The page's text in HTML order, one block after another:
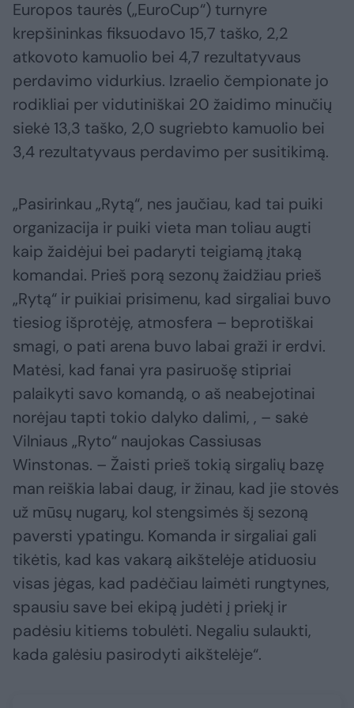
Europos taurės („EuroCup“) turnyre
krepšininkas fiksuodavo 15,7 taško, 2,2
atkovoto kamuolio bei 4,7 rezultatyvaus
perdavimo vidurkius. Izraelio čempionate jo
rodikliai per vidutiniškai 20 žaidimo minučių
siekė 13,3 taško, 2,0 sugriebto kamuolio bei
3,4 rezultatyvaus perdavimo per susitikimą.
„Pasirinkau „Rytą“, nes jaučiau, kad tai puiki
organizacija ir puiki vieta man toliau augti
kaip žaidėjui bei padaryti teigiamą įtaką
komandai. Prieš porą sezonų žaidžiau prieš
„Rytą“ ir puikiai prisimenu, kad sirgaliai buvo
tiesiog išprotėję, atmosfera – beprotiškai
smagi, o pati arena buvo labai graži ir erdvi.
Matėsi, kad fanai yra pasiruošę stipriai
palaikyti savo komandą, o aš neabejotinai
norėjau tapti tokio dalyko dalimi, , – sakė
Vilniaus „Ryto“ naujokas Cassiusas
Winstonas. – Žaisti prieš tokią sirgalių bazę
man reiškia labai daug, ir žinau, kad jie stovės
už mūsų nugarų, kol stengsimės šį sezoną
paversti ypatingu. Komanda ir sirgaliai gali
tikėtis, kad kas vakarą aikštelėje atiduosiu
visas jėgas, kad padėčiau laimėti rungtynes,
spausiu save bei ekipą judėti į priekį ir
padėsiu kitiems tobulėti. Negaliu sulaukti,
kada galėsiu pasirodyti aikštelėje“.